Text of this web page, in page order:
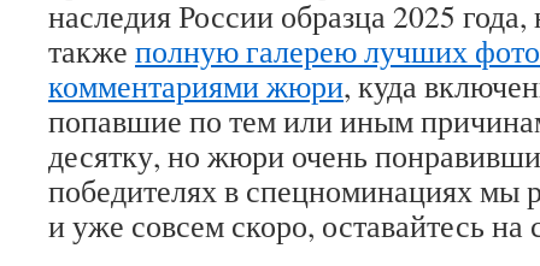
наследия России образца 2025
также полную галерею лучших
комментариями жюри, куда
попавшие по тем или иным
десятку, но жюри очень
победителях в спецноминациях мы
и уже совсем скоро, оставайтесь на